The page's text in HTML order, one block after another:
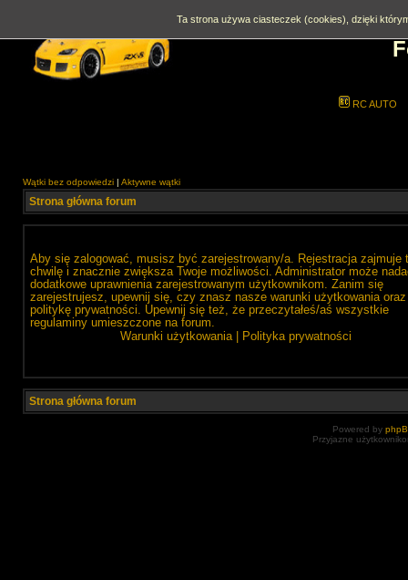
RC AUTO
Wątki bez odpowiedzi | Aktywne wątki
Strona główna forum
Aby się zalogować, musisz być zarejestrowany/a. Rejestracja zajmuje
chwilę i znacznie zwiększa Twoje możliwości. Administrator może
dodatkowe uprawnienia zarejestrowanym użytkownikom. Zanim się
zarejestrujesz, upewnij się, czy znasz nasze warunki użytkowania oraz
politykę prywatności. Upewnij się też, że przeczytałeś/aś wszystkie
regulaminy umieszczone na forum.
Warunki użytkowania| Polityka prywatności
Strona główna forum
Powered by
Przyjazne
Ta strona używa ciasteczek (cookies), dzięki